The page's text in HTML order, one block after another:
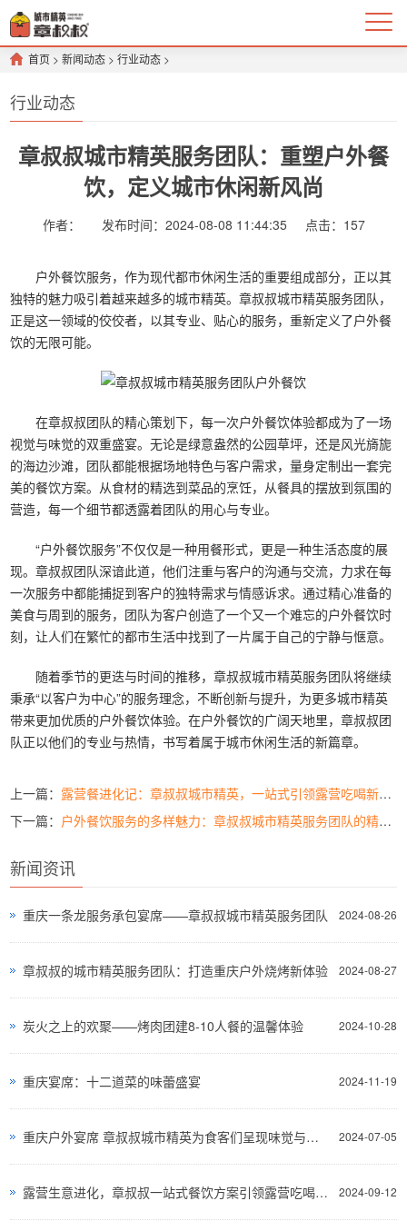
首页 >新闻动态 >行业动态 >
行业动态
章叔叔城市精英服务团队：重塑户外餐
饮，定义城市休闲新风尚
作者： 发布时间：2024-08-08 11:44:35 点击： 157
户外餐饮服务，作为现代都市休闲生活的重要组成部分，正以其
独特的魅力吸引着越来越多的城市精英。章叔叔城市精英服务团队，
正是这一领域的佼佼者，以其专业、贴心的服务，重新定义了户外餐
饮的无限可能。
在章叔叔团队的精心策划下，每一次户外餐饮体验都成为了一场
视觉与味觉的双重盛宴。无论是绿意盎然的公园草坪，还是风光旖旎
的海边沙滩，团队都能根据场地特色与客户需求，量身定制出一套完
美的餐饮方案。从食材的精选到菜品的烹饪，从餐具的摆放到氛围的
营造，每一个细节都透露着团队的用心与专业。
“户外餐饮服务”不仅仅是一种用餐形式，更是一种生活态度的展
现。章叔叔团队深谙此道，他们注重与客户的沟通与交流，力求在每
一次服务中都能捕捉到客户的独特需求与情感诉求。通过精心准备的
美食与周到的服务，团队为客户创造了一个又一个难忘的户外餐饮时
刻，让人们在繁忙的都市生活中找到了一片属于自己的宁静与惬意。
随着季节的更迭与时间的推移，章叔叔城市精英服务团队将继续
秉承“以客户为中心”的服务理念，不断创新与提升，为更多城市精英
带来更加优质的户外餐饮体验。在户外餐饮的广阔天地里，章叔叔团
队正以他们的专业与热情，书写着属于城市休闲生活的新篇章。
上一篇： 露营餐进化记：章叔叔城市精英，一站式引领露营吃喝新风尚
下一篇： 户外餐饮服务的多样魅力：章叔叔城市精英服务团队的精彩呈现
新闻资讯
2024-08-26
重庆一条龙服务承包宴席——章叔叔城市精英服务团队
2024-08-27
章叔叔的城市精英服务团队：打造重庆户外烧烤新体验
2024-10-28
炭火之上的欢聚——烤肉团建8-10人餐的温馨体验
2024-11-19
重庆宴席：十二道菜的味蕾盛宴
2024-07-05
重庆户外宴席 章叔叔城市精英为食客们呈现味觉与视觉的双重盛宴
2024-09-12
露营生意进化，章叔叔一站式餐饮方案引领露营吃喝新生活方式